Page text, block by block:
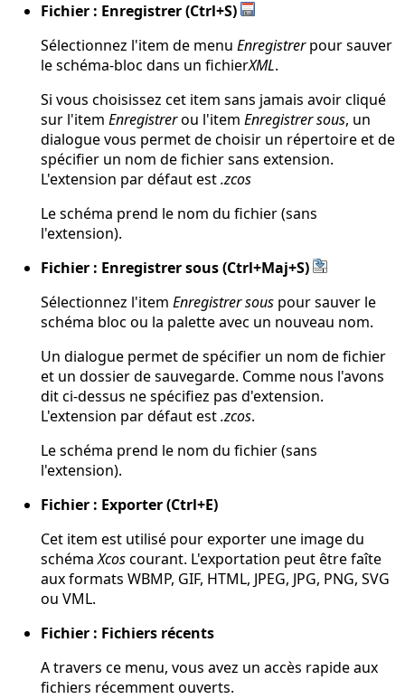
Fichier : Enregistrer (Ctrl+S)
Sélectionnez l'item de menu Enregistrerpour sauver
le schéma-bloc dans un fichierXML.
Si vous choisissez cet item sans jamais avoir cliqué
sur l'item Enregistrerou l'item Enregistrer sous, un
dialogue vous permet de choisir un répertoire et de
spécifier un nom de fichier sans extension.
L'extension par défaut est.zcos
Le schéma prend le nom du fichier (sans
l'extension).
Fichier : Enregistrer sous (Ctrl+Maj+S)
Sélectionnez l'item Enregistrer sous pour sauver le
schéma bloc ou la palette avec un nouveau nom.
Un dialogue permet de spécifier un nom de fichier
et un dossier de sauvegarde. Comme nous l'avons
dit ci-dessus ne spécifiez pas d'extension.
L'extension par défaut est.zcos.
Le schéma prend le nom du fichier (sans
l'extension).
Fichier : Exporter (Ctrl+E)
Cet item est utilisé pour exporter une image du
schémaXcoscourant. L'exportation peut être faîte
aux formats WBMP, GIF, HTML, JPEG, JPG, PNG, SVG
ou VML.
Fichier : Fichiers récents
A travers ce menu, vous avez un accès rapide aux
fichiers récemment ouverts.